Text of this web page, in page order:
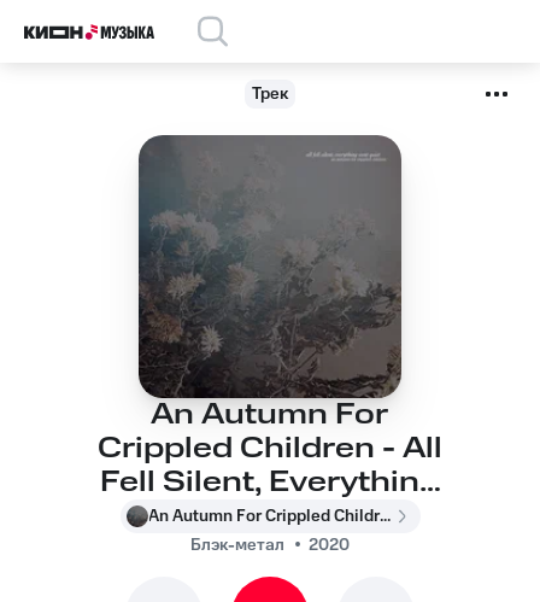
Трек
An Autumn For
Crippled Children - All
Fell Silent, Everything
Went Quiet
An Autumn For Crippled Children
Блэк-метал
2020